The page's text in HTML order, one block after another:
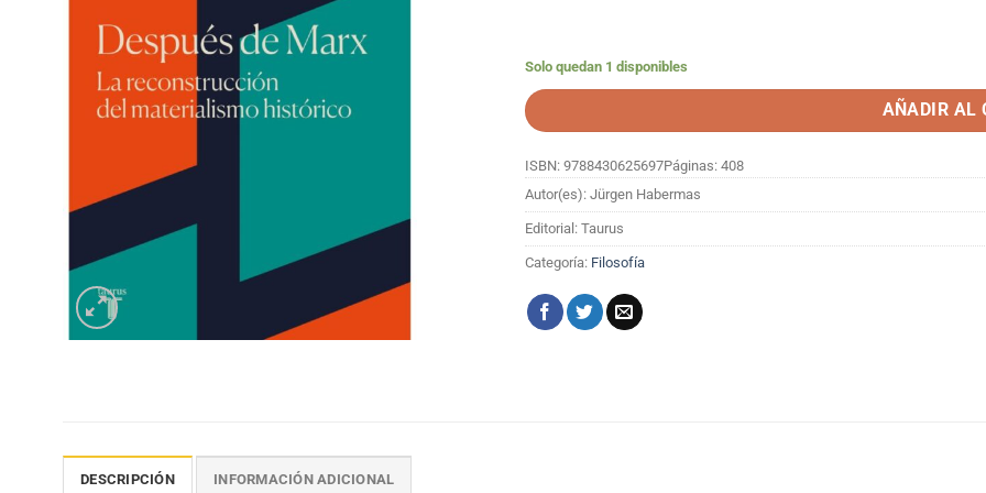
Solo quedan 1 disponibles
AÑADIR AL
ISBN: 9788430625697Páginas: 408
Autor(es): Jürgen Habermas
Editorial: Taurus
Categoría: Filosofía
DESCRIPCIÓN INFORMACIÓN ADICIONAL